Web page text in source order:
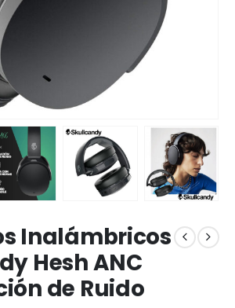
Inalámbricos
Hesh ANC
de Ruido